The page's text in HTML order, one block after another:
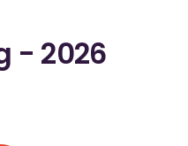
- 2026